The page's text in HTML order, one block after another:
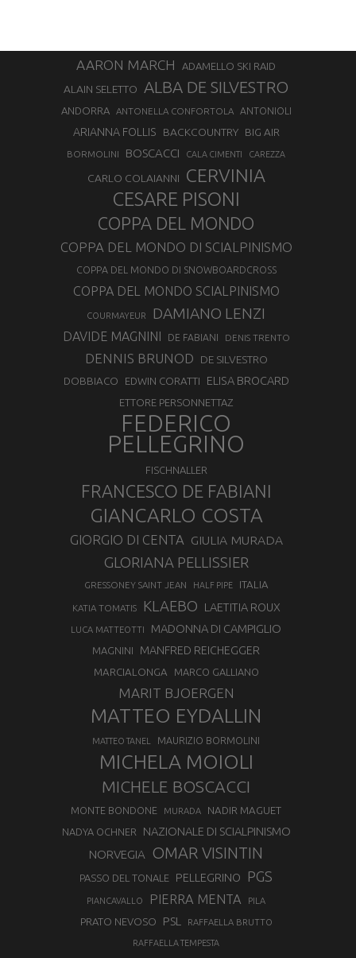
AARON MARCH ADAMELLO SKI RAID
ALAIN SELETTO ALBA DE SILVESTRO
ANDORRA ANTONELLA CONFORTOLA ANTONIOLI
ARIANNA FOLLIS BACKCOUNTRY BIG AIR
BORMOLINI BOSCACCI CALA CIMENTI CAREZZA
CARLO COLAIANNI CERVINIA
CESARE PISONI
COPPA DEL MONDO
COPPA DEL MONDO DI SCIALPINISMO
COPPA DEL MONDO DI SNOWBOARDCROSS
COPPA DEL MONDO SCIALPINISMO
COURMAYEUR DAMIANO LENZI
DAVIDE MAGNINI DE FABIANI DENIS TRENTO
DENNIS BRUNOD DE SILVESTRO
DOBBIACO EDWIN CORATTI ELISA BROCARD
ETTORE PERSONNETTAZ
FEDERICO
PELLEGRINO
FISCHNALLER
FRANCESCO DE FABIANI
GIANCARLO COSTA
GIORGIO DI CENTA GIULIA MURADA
GLORIANA PELLISSIER
GRESSONEY SAINT JEAN HALF PIPE ITALIA
KATIA TOMATIS KLAEBO LAETITIA ROUX
LUCA MATTEOTTI MADONNA DI CAMPIGLIO
MAGNINI MANFRED REICHEGGER
MARCIALONGA MARCO GALLIANO
MARIT BJOERGEN
MATTEO EYDALLIN
MATTEO TANEL MAURIZIO BORMOLINI
MICHELA MOIOLI
MICHELE BOSCACCI
MONTE BONDONE MURADA NADIR MAGUET
NADYA OCHNER
NAZIONALE DI SCIALPINISMO
NORVEGIA
OMAR VISINTIN
PASSO DEL TONALE PELLEGRINO PGS
PIANCAVALLO PIERRA MENTA PILA
PRATO NEVOSO PSL RAFFAELLA BRUTTO
RAFFAELLA TEMPESTA